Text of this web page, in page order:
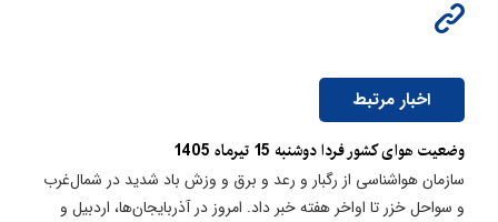
اخبار مرتبط
وضعیت هوای کشور فردا دوشنبه 15 تیرماه 1405
سازمان هواشناسی از رگبار و رعد و برق و وزش باد شدید در شمال‌غرب
و سواحل خزر تا اواخر هفته خبر داد. امروز در آذربایجان‌ها، اردبیل و